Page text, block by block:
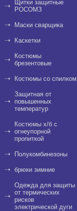
Щитки защитные
РОСОМЗ
Маски сварщика
Каскетки
Костюмы
брезентовые
Костюмы со спилком
Защитная от
повышенных
температур
Костюмы х/б с
огнеупорной
пропиткой
Полукомбинезоны
брюки зимние
Одежда для защиты
от термических
рисков
электрической дуги